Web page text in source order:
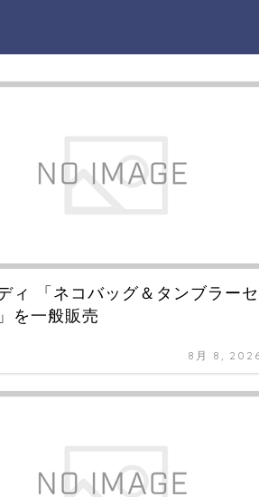
ィ 「ネコバッグ＆タンブラーセ
を一般販売
8月 8,